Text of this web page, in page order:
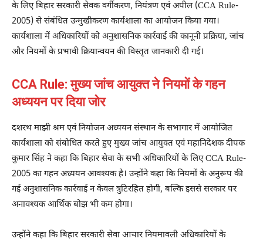
के लिए बिहार सरकारी सेवक वर्गीकरण, नियंत्रण एवं अपील (CCA Rule-
2005) से संबंधित उन्मुखीकरण कार्यशाला का आयोजन किया गया।
कार्यशाला में अधिकारियों को अनुशासनिक कार्रवाई की कानूनी प्रक्रिया, जांच
और नियमों के प्रभावी क्रियान्वयन की विस्तृत जानकारी दी गई।
CCA Rule: मुख्य जांच आयुक्त ने नियमों के गहन
अध्ययन पर दिया जोर
दशरथ माझी श्रम एवं नियोजन अध्ययन संस्थान के सभागार में आयोजित
कार्यशाला को संबोधित करते हुए मुख्य जांच आयुक्त एवं महानिदेशक दीपक
कुमार सिंह ने कहा कि बिहार सेवा के सभी अधिकारियों के लिए CCA Rule-
2005 का गहन अध्ययन आवश्यक है। उन्होंने कहा कि नियमों के अनुरूप की
गई अनुशासनिक कार्रवाई न केवल त्रुटिरहित होगी, बल्कि इससे सरकार पर
अनावश्यक आर्थिक बोझ भी कम होगा।
उन्होंने कहा कि बिहार सरकारी सेवा आचार नियमावली अधिकारियों के